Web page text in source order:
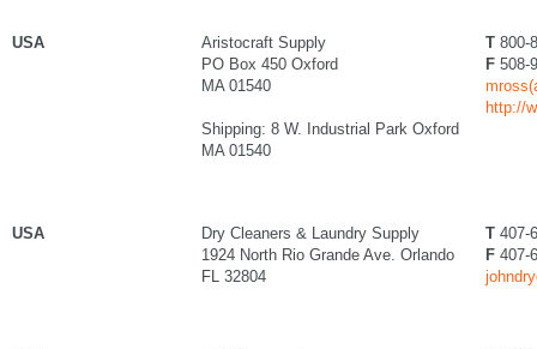
USA
Aristocraft Supply
PO Box 450 Oxford
MA 01540
Shipping: 8 W. Industrial Park Oxford
MA 01540
T 800-
F 508-
http://
USA
Dry Cleaners & Laundry Supply
1924 North Rio Grande Ave. Orlando
FL 32804
T 407-
F 407-